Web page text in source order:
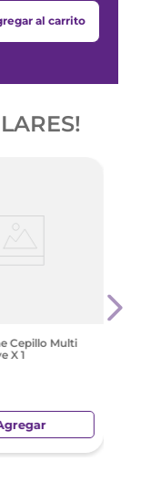
al carrito
Cepillo Multi
X 1